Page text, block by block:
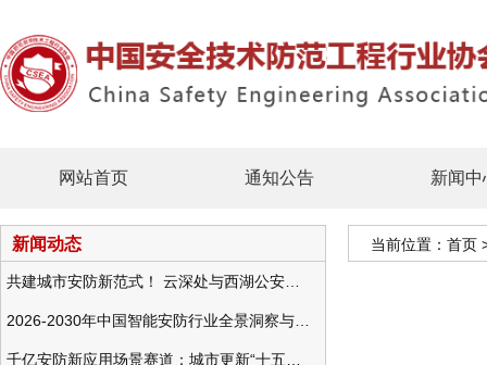
网站首页 通知公告 新闻中
新闻动态 当前位置： 首页